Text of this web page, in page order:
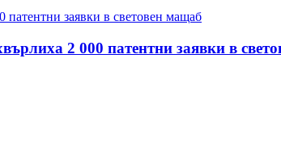
2 000 патентни заявки в